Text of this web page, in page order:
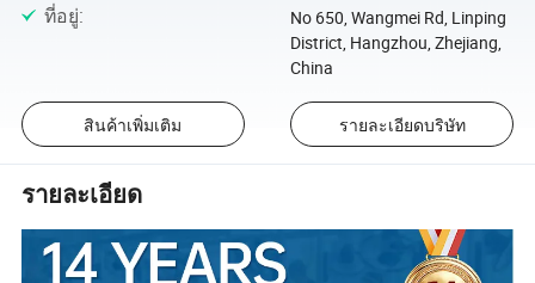
ที่อยู่:
No 650, Wangmei Rd, Linping
District, Hangzhou, Zhejiang,
China
สินค้าเพิ่มเติม รายละเอียดบริษัท
รายละเอียด